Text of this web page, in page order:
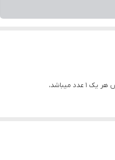
عدد میباشد،